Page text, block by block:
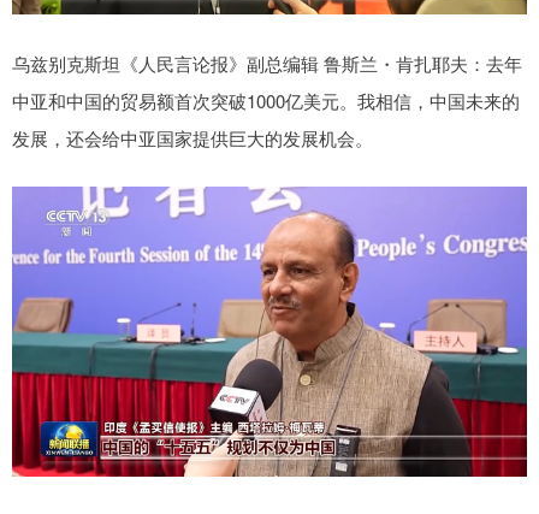
乌兹别克斯坦《人民言论报》副总编辑 鲁斯兰・肯扎耶夫：去年
中亚和中国的贸易额首次突破1000亿美元。我相信，中国未来的
发展，还会给中亚国家提供巨大的发展机会。